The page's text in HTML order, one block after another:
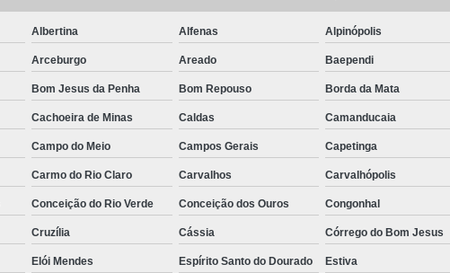
Camisa Social de Manga Longa
Camisa Social Manga Longa Masculina
Camisa Social Masculina Manga Longa Lisa
Camisa Social Preta Manga Longa
Camisa Masculina Social
Camisa Social Estampada
Camisa Social Masculina
Albertina Alfenas Alpinópolis
Arceburgo Areado Baependi
Bom Jesus da Penha Bom Repouso Borda da Mata
Cachoeira de Minas Caldas Camanducaia
Campo do Meio Campos Gerais Capetinga
Carmo do Rio Claro Carvalhos Carvalhópolis
Conceição do Rio Verde Conceição dos Ouros Congonhal
Cruzília Cássia Córrego do Bom Jesus
Elói Mendes Espírito Santo do Dourado Estiva